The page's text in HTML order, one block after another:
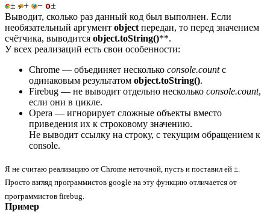
± + −
±
Выводит, сколько раз данный код был выполнен. Если
необязательный аргумент object передан, то перед значением
счётчика, выводится object.toString()**.
У всех реализаций есть свои особенности:
Chrome — объединяет несколько console.countс
одинаковым результатом object.toString().
Firebug — не выводит отдельно несколько console.count,
если они в цикле.
Opera — игнорирует сложные объекты вместо
приведения их к строковому значению.
Не выводит ссылку на строку, с текущим обращением к
console.
Я не считаю реализацию от Chrome неточной, пусть и поставил ей ±.
Просто взгляд программистов google на эту функцию отличается от
программистов firebug.
Пример